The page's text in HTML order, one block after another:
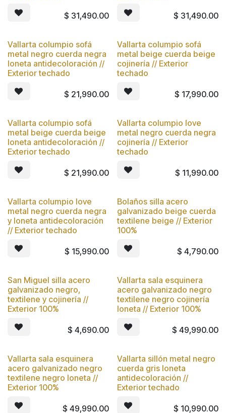
$ 31,490.00 $ 31,490.00
Nuevo
Vallarta columpio sofá
metal negro cuerda negra
loneta antidecoloración //
Exterior techado
$ 21,990.00
Nuevo
Vallarta columpio sofá
metal beige cuerda beige
cojinería // Exterior
techado
$ 17,990.00
Nuevo
Vallarta columpio sofá
metal beige cuerda beige
loneta antidecoloración //
Exterior techado
$ 21,990.00
Nuevo
Vallarta columpio love
metal negro cuerda negra
cojinería // Exterior
techado
$ 11,990.00
Nuevo
Vallarta columpio love
metal negro cuerda negra
y loneta antidecoloración
// Exterior techado
$ 15,990.00
Nuevo
Bolaños silla acero
galvanizado beige cuerda
textilene beige // Exterior
100%
$ 4,790.00
Nuevo
San Miguel silla acero
galvanizado negro,
textilene y cojinería //
Exterior 100%
$ 4,690.00
Nuevo
Vallarta sala esquinera
acero galvanizado negro
textilene negro cojinería
loneta // Exterior 100%
$ 49,990.00
Nuevo
Vallarta sala esquinera
acero galvanizado negro
textilene negro loneta //
Exterior 100%
$ 49,990.00
Nuevo
Vallarta sillón metal negro
cuerda gris loneta
antidecoloración //
Exterior techado
$ 10,990.00